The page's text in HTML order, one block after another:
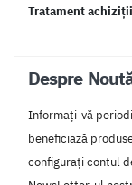
Tratament
Despre
Informați-vă
beneficiază
configurați contul